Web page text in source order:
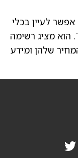
לעיין בכלי
הסינון למניות פני סטוק של TipRanks. הוא מציג רשימה
שלהן ומידע